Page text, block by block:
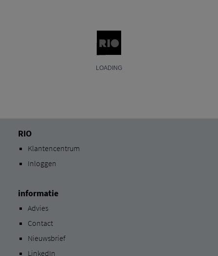
RIO
Klantencentrum
Inloggen
informatie
Advies
Contact
Nieuwsbrief
LinkedIn